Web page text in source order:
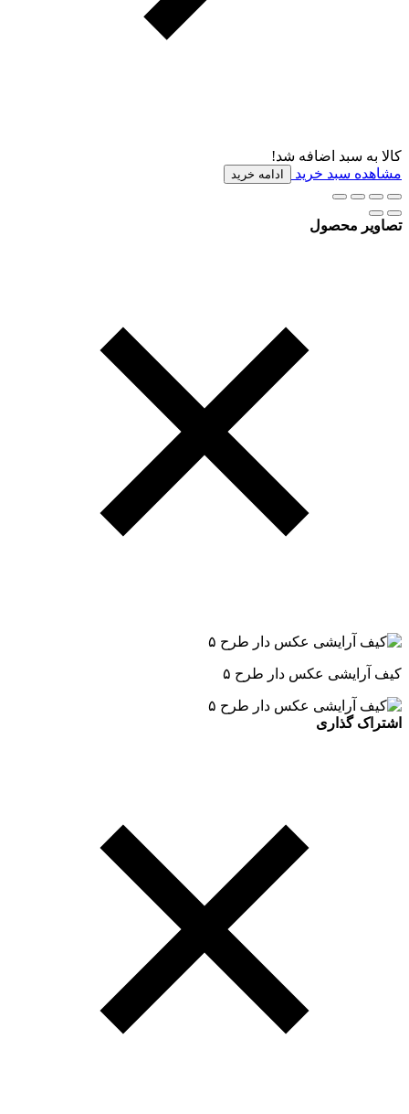
کالا به سبد اضافه شد!
مشاهده سبد خرید
ادامه خرید
تصاویر محصول
کیف آرایشی عکس دار طرح ۵
اشتراک گذاری